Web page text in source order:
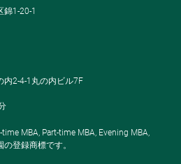
1-20-1
内2-4-1丸の内ビル7F
MBA, Part-time MBA, Evening MBA,
登録商標です。